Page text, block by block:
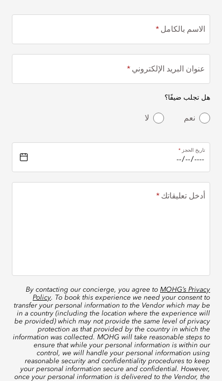
الاسم بالكامل
عنوان البريد الإلكتروني
هل تجلب ضيفًا؟
نعم لا
تاريخ الحجز
أدخل تعليقاتك
By contacting our concierge, you agree to MOHG’s Privacy
Policy. To book this experience we need your consent to
transfer your personal information to the Vendor which may be
in a country (including the location where the experience will
be provided) which may not provide the same level of privacy
protection as that provided by the country in which the
information was collected. MOHG will take reasonable steps to
ensure that while your personal information is within our
control, we will handle your personal information using
reasonable security and confidentiality procedures to keep
your personal information secure and confidential. However,
once your personal information is delivered to the Vendor, the